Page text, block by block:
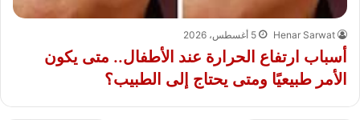
Henar Sarwat 5 أغسطس، 2026
أسباب ارتفاع الحرارة عند الأطفال.. متى يكون
الأمر طبيعيًا ومتى يحتاج إلى الطبيب؟